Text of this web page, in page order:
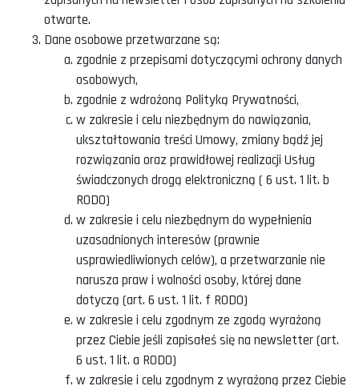
otwarte.
Dane osobowe przetwarzane są:
zgodnie z przepisami dotyczącymi ochrony danych
osobowych,
zgodnie z wdrożoną Polityką Prywatności,
w zakresie i celu niezbędnym do nawiązania,
ukształtowania treści Umowy, zmiany bądź jej
rozwiązania oraz prawidłowej realizacji Usług
świadczonych drogą elektroniczną ( 6 ust. 1 lit. b
RODO)
w zakresie i celu niezbędnym do wypełnienia
uzasadnionych interesów (prawnie
usprawiedliwionych celów), a przetwarzanie nie
narusza praw i wolności osoby, której dane
dotyczą (art. 6 ust. 1 lit. f RODO)
w zakresie i celu zgodnym ze zgodą wyrażoną
przez Ciebie jeśli zapisałeś się na newsletter (art.
6 ust. 1 lit. a RODO)
w zakresie i celu zgodnym z wyrażoną przez Ciebie